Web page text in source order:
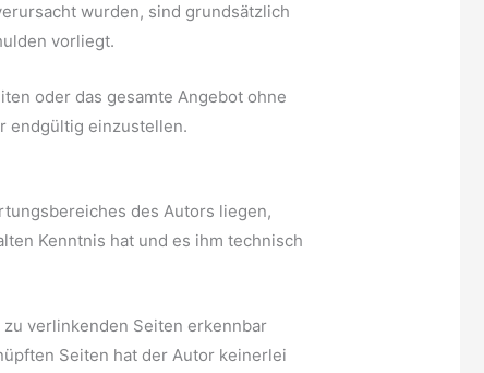
wurden, sind grundsätzlich
vorliegt.
oder das gesamte Angebot ohne
endgültig einzustellen.
des Autors liegen,
Kenntnis hat und es ihm technisch
verlinkenden Seiten erkennbar
Seiten hat der Autor keinerlei